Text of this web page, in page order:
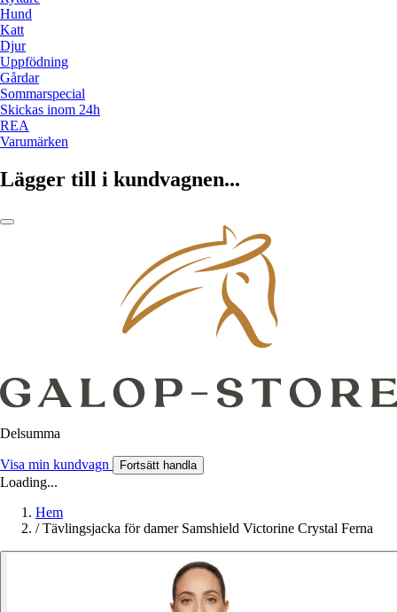
Hund
Katt
Djur
Uppfödning
Gårdar
Sommarspecial
Skickas inom 24h
REA
Varumärken
Lägger till i kundvagnen...
Delsumma
Visa min kundvagn Fortsätt handla
Loading...
Hem
/ Tävlingsjacka för damer Samshield Victorine Crystal Ferna